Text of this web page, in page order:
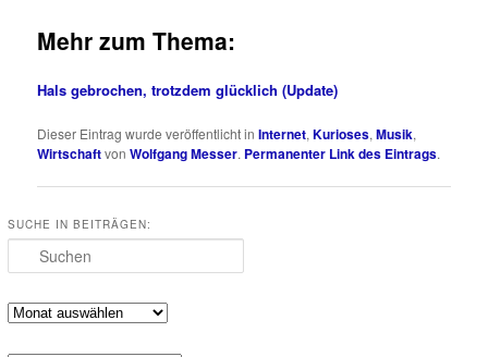
Mehr zum Thema:
Hals gebrochen, trotzdem glücklich (Update)
Dieser Eintrag wurde veröffentlicht inInternet,Kurioses,Musik,
WirtschaftvonWolfgang Messer. Permanenter Link des Eintrags.
SUCHE IN BEITRÄGEN:
Suchen